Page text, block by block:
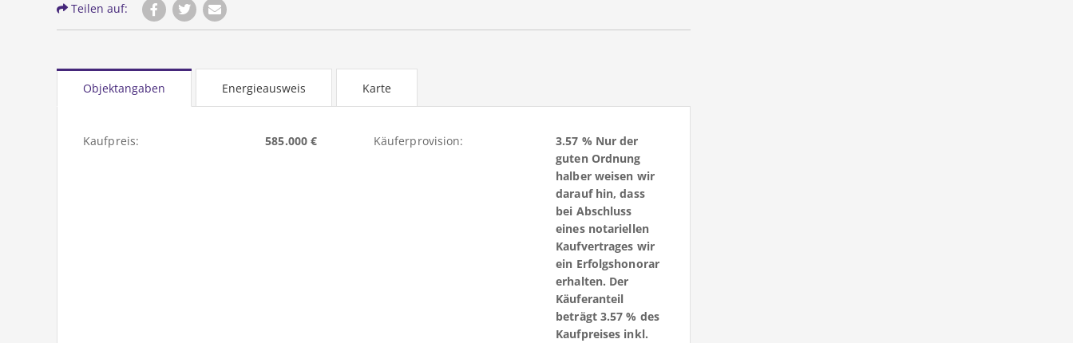
Teilen auf:
Objektangaben Energieausweis Karte
Kaufpreis: 585.000 € Käuferprovision:
3.57 % Nur der
guten Ordnung
halber weisen wir
darauf hin, dass
bei Abschluss
eines notariellen
Kaufvertrages wir
ein Erfolgshonorar
erhalten. Der
Käuferanteil
beträgt 3.57 % des
Kaufpreises inkl.